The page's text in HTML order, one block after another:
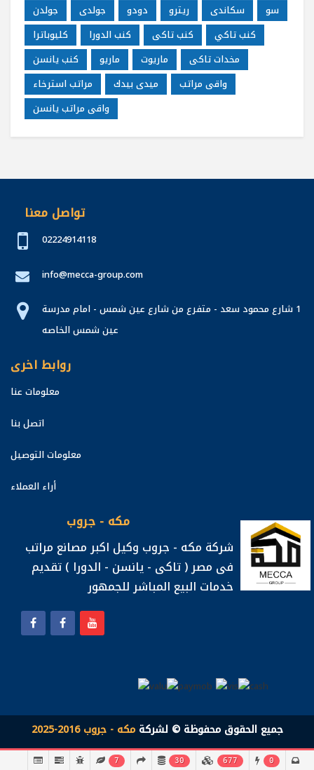
جولدن
جولدى دودو ريترو سكاندى
سو
كليوباترا
كنب الدورا كنب تاكى
كنب تاكي
كنب يانسن
ماريو ماريوت
مخدات تاكى
مراتب استرخاء
ميدى بيدك
واقى مراتب
واقى مراتب يانسن
تواصل معنا
02224914118
info@mecca-group.com
1 شارع محمود سعد - متفرع من شارع عين شمس - امام مدرسة
عين شمس الخاصه
روابط اخرى
معلومات عنا
اتصل بنا
معلومات التوصيل
أراء العملاء
مكه - جروب
شركة مكه - جروب وكيل اكبر مصانع مراتب
فى مصر ( تاكى - يانسن - الدورا ) تقديم
خدمات البيع المباشر للجمهور
جميع الحقوق محفوظة © لشركةمكه - جروب 2016-2025
7 30 677 0